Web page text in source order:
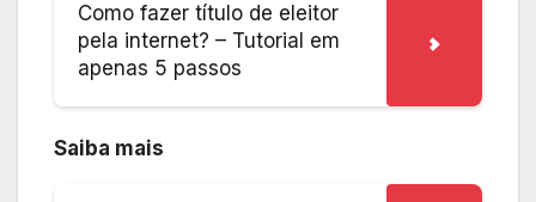
Como fazer título de eleitor
pela internet? – Tutorial em
apenas 5 passos
Saiba mais